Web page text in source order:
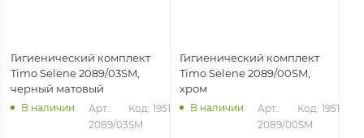
Гигиенический комплект
Timo Selene 2089/03SM,
черный матовый
В наличии
Арт.:
2089/03SM
Код: 19518
Гигиенический комплект
Timo Selene 2089/00SM,
хром
В наличии
Арт.:
2089/00SM
Код: 19517